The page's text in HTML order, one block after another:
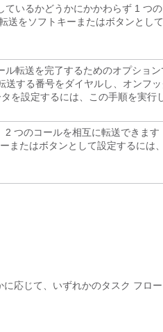
いるかどうかにかかわらず 1 つ
送をソフトキーまたはボタンとし
転送を完了するためのオプション
する番号をダイヤルし、オンフッ
を設定するには、この手順を実行
2 つのコールを相互に転送できます
またはボタンとして設定するには
応じて、いずれかのタスク フロ